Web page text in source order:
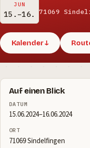
JUN
15.–16. 71069
Kalender ↓
Auf einen Blick
DATUM
15.06.2024–16.06.2024
ORT
71069 Sindelfingen